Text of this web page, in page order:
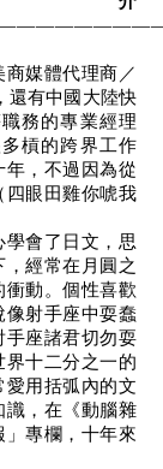
媒體代理商／
還有中國大陸快
務的專業經理
槓的跨界工作
，不過因為從
四眼田雞你唬我
會了日文，思
經常在月圓之
動。個性喜歡
像射手座中耍蠢
手座諸君切勿耍
十二分之一的
用括弧內的文
識，在《動腦雜
專欄，十年來